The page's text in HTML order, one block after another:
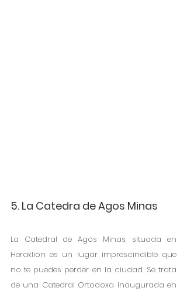
5. La Catedra de Agos Minas
La Catedral de Agos Minas, situada en
Heraklion es un lugar imprescindible que
no te puedes perder en la ciudad. Se trata
de una Catedral Ortodoxa inaugurada en